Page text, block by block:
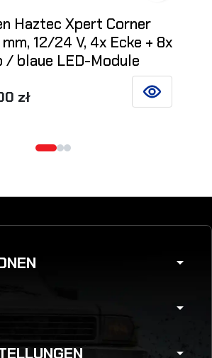
Haztec Xpert Corner
mm, 12/24 V, 4x Ecke + 8x
/ blaue LED-Module
zł SIEHE
arrow_drop_down
arrow_drop_down
arrow_drop_down